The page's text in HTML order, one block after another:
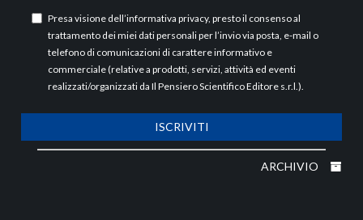
Presa visione dell’informativa privacy, presto il consenso al
trattamento dei miei dati personali per l’invio via posta, e-mail o
telefono di comunicazioni di carattere informativo e
commerciale (relative a prodotti, servizi, attività ed eventi
realizzati/organizzati da Il Pensiero Scientifico Editore s.r.l.).
ISCRIVITI
ARCHIVIO